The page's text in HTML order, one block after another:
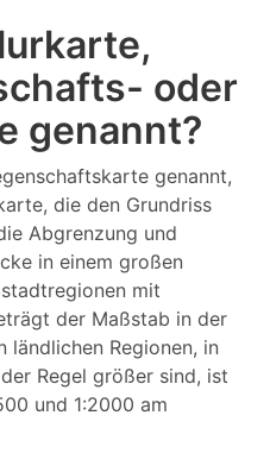
oder
genannt?
genannt,
die den Grundriss
Abgrenzung und
in einem großen
mit
der Maßstab in der
ländlichen Regionen, in
Regel größer sind, ist
und 1:2000 am